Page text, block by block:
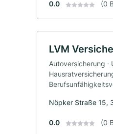
0.0 (0
LVM
Autoversicherung ·
Nöpker Straße 15,
0.0 (0